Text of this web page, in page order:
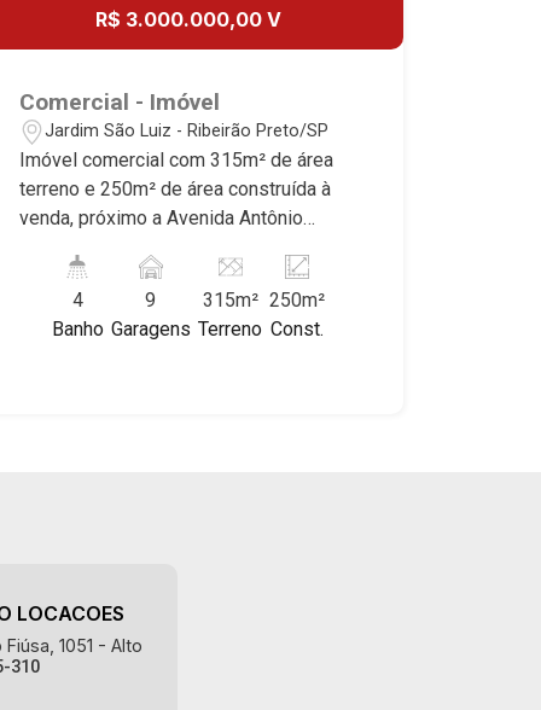
R$ 3.000.000,00 V
Comercial - Imóvel
Jardim São Luiz - Ribeirão Preto/SP
Imóvel comercial com 315m² de área
terreno e 250m² de área construída à
venda, próximo a Avenida Antônio
Ribeirão Preto/SP. Conheça as
características deste imóvel que a
Martinelli Imobiliária selecionou para
residenciais e comerciais nos bairros
mais desejados da Zona Sul,
4
Banho
9
Garagens
315m²
Terreno
250m²
Const.
LOCACOES
1051 - Alto
310